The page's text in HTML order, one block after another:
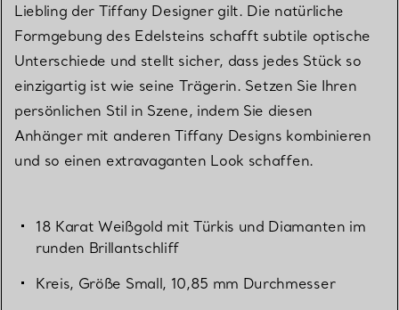
Liebling der Tiffany Designer gilt. Die natürliche
Formgebung des Edelsteins schafft subtile optische
Unterschiede und stellt sicher, dass jedes Stück so
einzigartig ist wie seine Trägerin. Setzen Sie Ihren
persönlichen Stil in Szene, indem Sie diesen
Anhänger mit anderen Tiffany Designs kombinieren
und so einen extravaganten Look schaffen.
18 Karat Weißgold mit Türkis und Diamanten im
runden Brillantschliff
Kreis, Größe Small, 10,85 mm Durchmesser